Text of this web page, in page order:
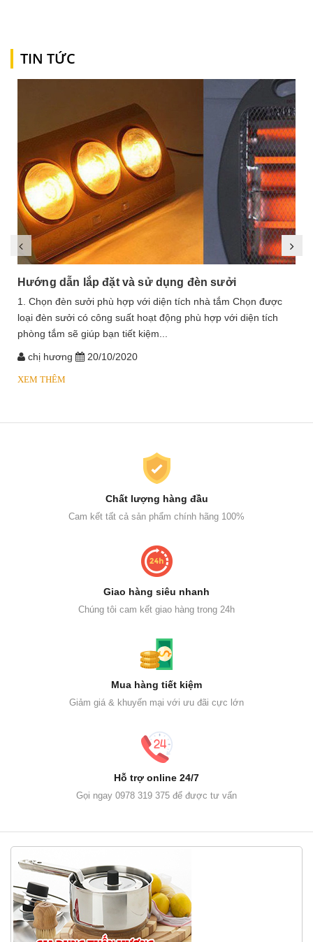
TIN TỨC
Hướng dẫn lắp đặt và sử dụng đèn sưởi
1. Chọn đèn sưởi phù hợp với diện tích nhà tắm Chọn được
loại đèn sưởi có công suất hoạt động phù hợp với diện tích
phòng tắm sẽ giúp bạn tiết kiệm...
chị hương 20/10/2020
XEM THÊM
Chất lượng hàng đầu
Cam kết tất cả sản phẩm chính hãng 100%
Giao hàng siêu nhanh
Chúng tôi cam kết giao hàng trong 24h
Mua hàng tiết kiệm
Giảm giá & khuyến mại với ưu đãi cực lớn
Hỗ trợ online 24/7
Gọi ngay 0978 319 375 để được tư vấn